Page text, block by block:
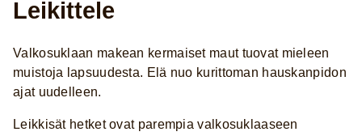
Leikittele
Valkosuklaan makean kermaiset maut tuovat mieleen
muistoja lapsuudesta. Elä nuo kurittoman hauskanpidon
ajat uudelleen.
Leikkisät hetket ovat parempia valkosuklaaseen